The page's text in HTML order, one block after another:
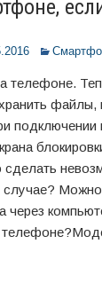
телефоне.
файлы,
подключении
сделать
случае?
через